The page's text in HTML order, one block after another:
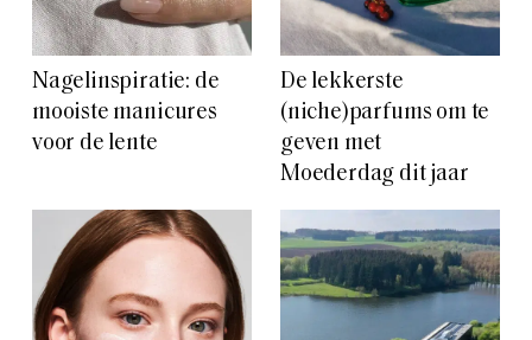
Nagelinspiratie: de
mooiste manicures
voor de lente
De lekkerste
(niche)parfums om te
geven met
Moederdag dit jaar